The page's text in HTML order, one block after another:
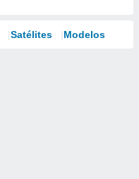
Satélites Modelos